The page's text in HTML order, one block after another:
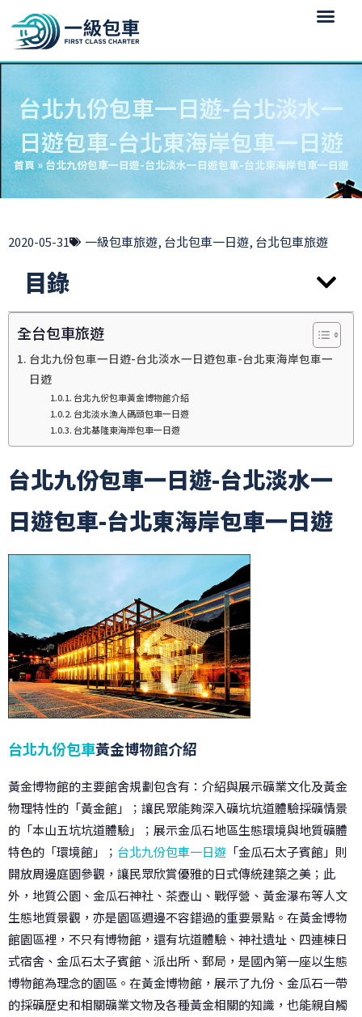
台北九份包車一日遊-台北淡水一
日遊包車-台北東海岸包車一日遊
首頁»台北九份包車一日遊-台北淡水一日遊包車-台北東海岸包車一日遊
2020-05-31 一級包車旅遊, 台北包車一日遊, 台北包車旅遊
目錄
全台包車旅遊
台北九份包車一日遊-台北淡水一日遊包車-台北東海岸包車一
日遊
台北九份包車黃金博物館介紹
台北淡水漁人碼頭包車一日遊
台北基隆東海岸包車一日遊
台北九份包車一日遊-台北淡水一
日遊包車-台北東海岸包車一日遊
台北九份包車黃金博物館介紹
黃金博物館的主要館舍規劃包含有：介紹與展示礦業文化及黃金
物理特性的「黃金館」；讓民眾能夠深入礦坑坑道體驗採礦情景
的「本山五坑坑道體驗」；展示金瓜石地區生態環境與地質礦體
特色的「環境館」； 台北九份包車一日遊 「金瓜石太子賓館」則
開放周邊庭園參觀，讓民眾欣賞優雅的日式傳統建築之美；此
外，地質公園、金瓜石神社、茶壺山、戰俘營、黃金瀑布等人文
生態地質景觀，亦是園區週邊不容錯過的重要景點。在黃金博物
館園區裡，不只有博物館，還有坑道體驗、神社遺址、四連棟日
式宿舍、金瓜石太子賓館、派出所、郵局，是國內第一座以生態
博物館為理念的園區。在黃金博物館，展示了九份、金瓜石一帶
的採礦歷史和相關礦業文物及各種黃金相關的知識，也能親自觸